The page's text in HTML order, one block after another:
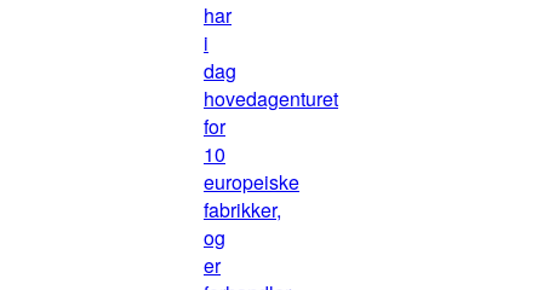
har
i
dag
hovedagenturet
for
10
europeiske
fabrikker,
og
er